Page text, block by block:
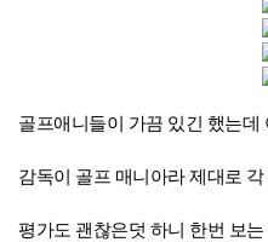
골프애니들이 가끔 있긴 했는데
감독이 골프 매니아라 제대로
평가도 괜찮은덧 하니 한번 보